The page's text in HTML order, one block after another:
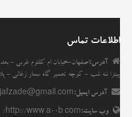
اطلاعات تماس
آدرس:اصفهان-خیابان ام کلثوم غربی -
پیتزا ننه شب - کوچه تعمیر گاه سمار زغالی - پلاک 354 - درب مشکی -
آدرس ایمیل:
وب سایت:http://www.a00b.com/